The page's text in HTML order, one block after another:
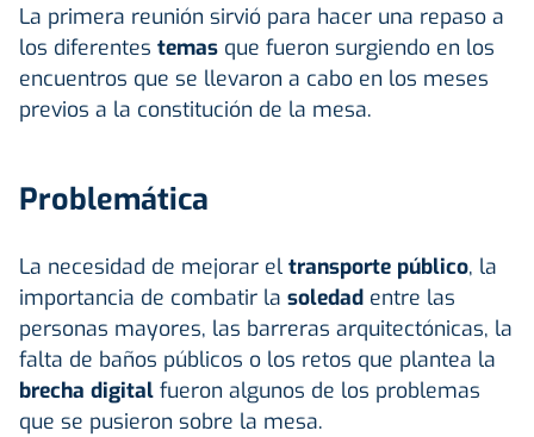
La primera reunión sirvió para hacer una repaso a
los diferentes temas que fueron surgiendo en los
encuentros que se llevaron a cabo en los meses
previos a la constitución de la mesa.
Problemática
La necesidad de mejorar el transporte público, la
importancia de combatir la soledad entre las
personas mayores, las barreras arquitectónicas, la
falta de baños públicos o los retos que plantea la
brecha digital fueron algunos de los problemas
que se pusieron sobre la mesa.